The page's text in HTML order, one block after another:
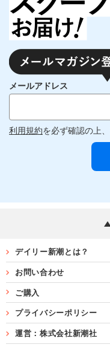
メールアドレス
利用規約を必ず確認の上
デイリー新潮とは？
お問い合わせ
ご購入
プライバシーポリシー
運営：株式会社新潮社